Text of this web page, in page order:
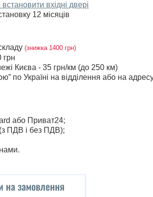
вхідні двері
12 місяців
(знижка 1400 грн)
грн
Києва - 35 грн/км (до 250 км)
по Україні на відділення або на
або Приват24;
(з ПДВ і без ПДВ);
на замовлення